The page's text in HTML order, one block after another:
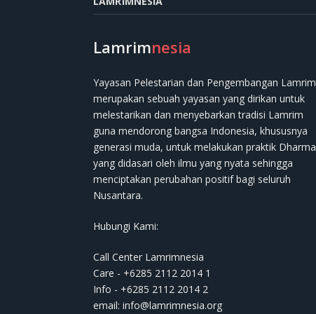
Lamrimnesia
Yayasan Pelestarian dan Pengembangan Lamrim
merupakan sebuah yayasan yang dirikan untuk
melestarikan dan menyebarkan tradisi Lamrim
guna mendorong bangsa Indonesia, khususnya
generasi muda, untuk melakukan praktik Dharma
yang didasari oleh ilmu yang nyata sehingga
menciptakan perubahan positif bagi seluruh
Nusantara.
Hubungi Kami:
Call Center Lamrimnesia
Care - +6285 2112 2014 1
Info - +6285 2112 2014 2
email: info@lamrimnesia.org